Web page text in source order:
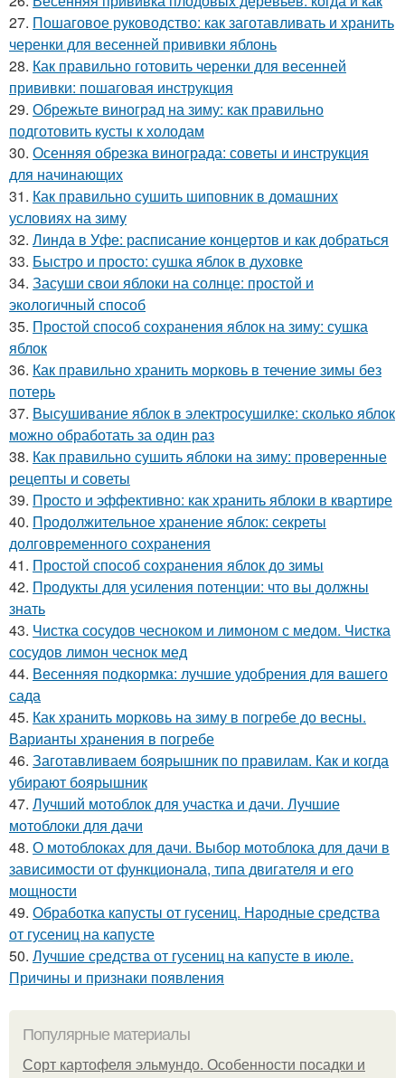
27. Пошаговое руководство: как заготавливать и хранить
черенки для весенней прививки яблонь
28. Как правильно готовить черенки для весенней
прививки: пошаговая инструкция
29. Обрежьте виноград на зиму: как правильно
подготовить кусты к холодам
30. Осенняя обрезка винограда: советы и инструкция
для начинающих
31. Как правильно сушить шиповник в домашних
условиях на зиму
32. Линда в Уфе: расписание концертов и как добраться
33. Быстро и просто: сушка яблок в духовке
34. Засуши свои яблоки на солнце: простой и
экологичный способ
35. Простой способ сохранения яблок на зиму: сушка
яблок
36. Как правильно хранить морковь в течение зимы без
потерь
37. Высушивание яблок в электросушилке: сколько яблок
можно обработать за один раз
38. Как правильно сушить яблоки на зиму: проверенные
рецепты и советы
39. Просто и эффективно: как хранить яблоки в квартире
40. Продолжительное хранение яблок: секреты
долговременного сохранения
41. Простой способ сохранения яблок до зимы
42. Продукты для усиления потенции: что вы должны
знать
43. Чистка сосудов чесноком и лимоном с медом. Чистка
сосудов лимон чеснок мед
44. Весенняя подкормка: лучшие удобрения для вашего
сада
45. Как хранить морковь на зиму в погребе до весны.
Варианты хранения в погребе
46. Заготавливаем боярышник по правилам. Как и когда
убирают боярышник
47. Лучший мотоблок для участка и дачи. Лучшие
мотоблоки для дачи
48. О мотоблоках для дачи. Выбор мотоблока для дачи в
зависимости от функционала, типа двигателя и его
мощности
49. Обработка капусты от гусениц. Народные средства
от гусениц на капусте
50. Лучшие средства от гусениц на капусте в июле.
Причины и признаки появления
Популярные материалы
Сорт картофеля эльмундо. Особенности посадки и